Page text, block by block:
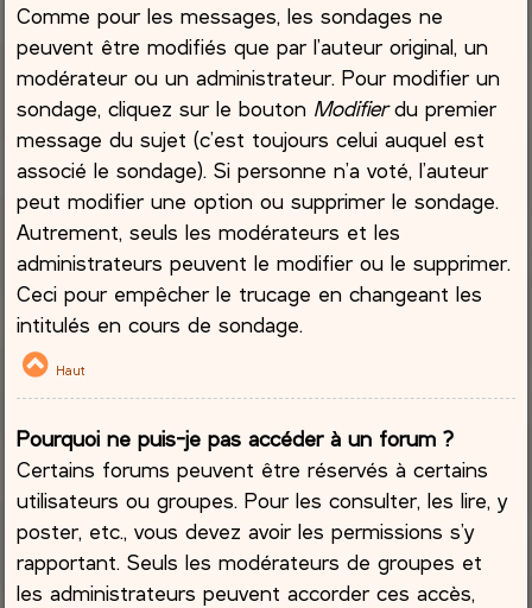
Comme pour les messages, les sondages ne
peuvent être modifiés que par l’auteur original, un
modérateur ou un administrateur. Pour modifier un
sondage, cliquez sur le bouton Modifierdu premier
message du sujet (c’est toujours celui auquel est
associé le sondage). Si personne n’a voté, l’auteur
peut modifier une option ou supprimer le sondage.
Autrement, seuls les modérateurs et les
administrateurs peuvent le modifier ou le supprimer.
Ceci pour empêcher le trucage en changeant les
intitulés en cours de sondage.
Haut
Pourquoi ne puis-je pas accéder à un forum ?
Certains forums peuvent être réservés à certains
utilisateurs ou groupes. Pour les consulter, les lire, y
poster, etc., vous devez avoir les permissions s’y
rapportant. Seuls les modérateurs de groupes et
les administrateurs peuvent accorder ces accès,